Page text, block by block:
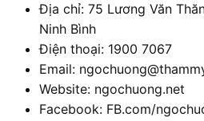
Địa chỉ: 75 Lương Văn
Ninh Bình
Điện thoại: 1900 7067
Email:
Website: ngochuong.net
Facebook: FB.com/